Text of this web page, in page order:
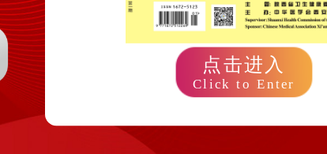
点击进入
Click to Enter